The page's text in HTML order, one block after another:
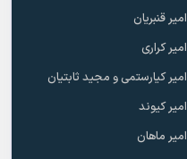
امیر قنبریان
امیر کراری
امیر کیارستمی و مجید ثابتیان
امیر کیوند
امیر ماهان